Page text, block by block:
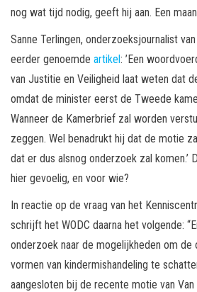
nog wat tijd nodig, geeft hij aan. Een
Sanne Terlingen, onderzoeksjournalist
eerder genoemde artikel: ’Een
van Justitie en Veiligheid laat weten dat
omdat de minister eerst de Tweede
Wanneer de Kamerbrief zal worden
zeggen. Wel benadrukt hij dat de motie
dat er dus alsnog onderzoek zal komen.’
hier gevoelig, en voor wie?
In reactie op de vraag van het
schrijft het WODC daarna het volgende:
onderzoek naar de mogelijkheden om de
vormen van kindermishandeling te
aangesloten bij de recente motie van Van